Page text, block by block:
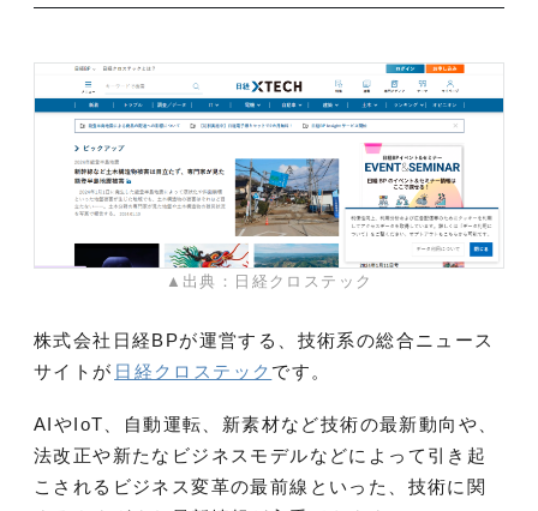
▲出典：日経クロステック
株式会社日経BPが運営する、技術系の総合ニュース
サイトが 日経クロステック です。
AIやIoT、自動運転、新素材など技術の最新動向や、
法改正や新たなビジネスモデルなどによって引き起
こされるビジネス変革の最前線といった、技術に関